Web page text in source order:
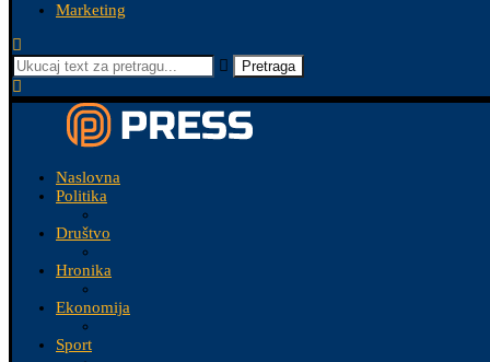
Marketing
Pretraga
Naslovna
Politika
Društvo
Hronika
Ekonomija
Sport